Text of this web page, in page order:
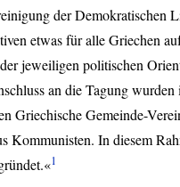
der
etwas für alle Griechen
jeweiligen politischen
an die Tagung
Griechische Gemeinde-
Kommunisten. In diesem
1